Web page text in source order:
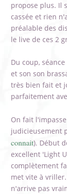
propose plus. Il
cassée et rien
préalable des
le live de ces 2
Du coup,
et son son
très bien fait et
parfaitement
On fait
judicieusement
connait). Début
excellent 'Light
complètement
met vite à
n'arrive pas